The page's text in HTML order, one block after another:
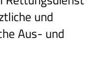
und
Aus- und